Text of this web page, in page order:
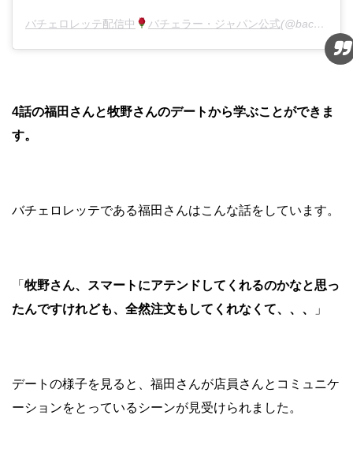
バチェロレッテ配信中 バチェラー・ジャパン公式(@bachelorjapan)がシェアした投稿 -
4話の福田さんと牧野さんのデートから学ぶことができま
す。
バチェロレッテである福田さんはこんな話をしています。
「 牧野さん、スマートにアテンドしてくれるのかなと思っ
たんですけれども、全然注文もしてくれなくて、、、
」
デートの様子を見ると、福田さんが店員さんとコミュニケ
ーションをとっているシーンが見受けられました。